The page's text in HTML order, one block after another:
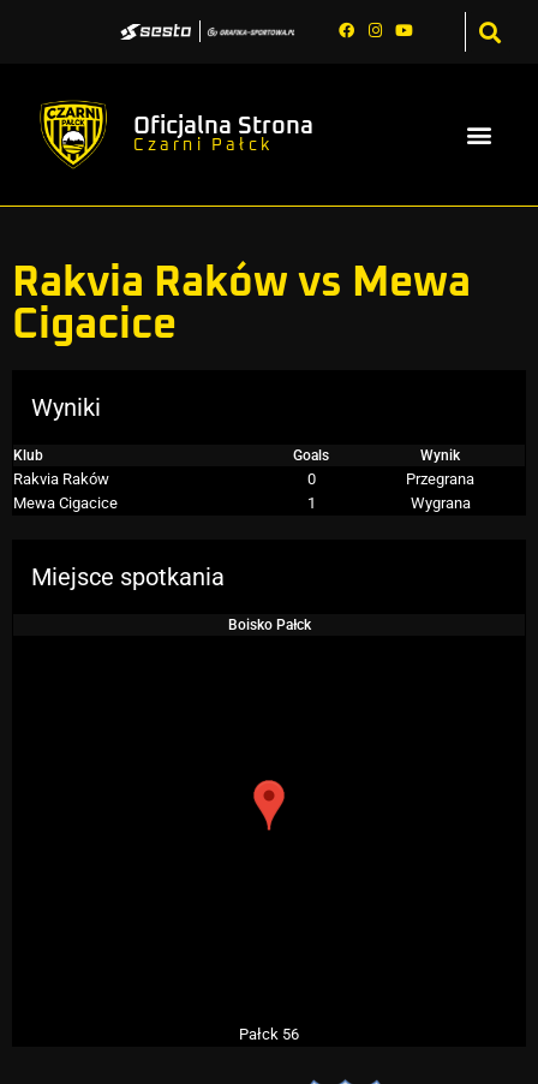
Oficjalna Strona
Czarni Pałck
Rakvia Raków vs Mewa
Cigacice
Wyniki
Klub Goals Wynik
Rakvia Raków 0
Przegrana
Mewa Cigacice
1 Wygrana
Miejsce spotkania
Boisko Pałck
Pałck 56